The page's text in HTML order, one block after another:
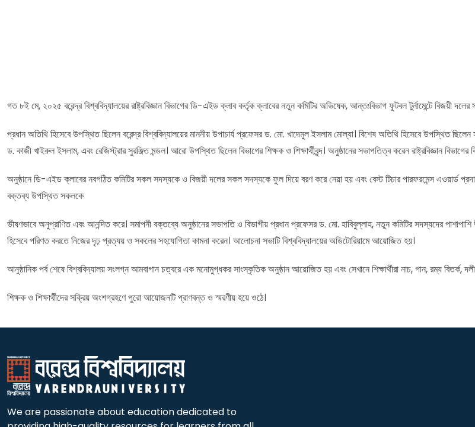
গত ৮ই মে, ২০২৫ বরেন্দ্র বিশ্ববিদ্যালয়ের রাষ্ট্রবিজ্ঞান বিভাগের ডি-এইড ক্লাব কর্তৃক ক্লাবের নতুন কমিটির অভিষেক, আন্তঃবিভাগ ফুটবল টুর্নামেন্টে বিজয়ী দলের
প্রধান অতিথি হিসেবে উপস্থিত ছিলেন বরেন্দ্র বিশ্ববিদ্যালয়ের মাননীয় উপাচার্য প্রফেসর ড. মো. খাদেমুল ইসলাম মোল্যা। বিশেষ অতিথি হিসেবে উপস্থিত
ড. কাজী খাইরুল ইসলাম, এবং রেজিস্ট্রার সুরঞ্জিত মন্ডল। আরো উপস্থিত ছিলেন বিভাগের শিক্ষক ও শিক্ষার্থীবৃন্দ। অনুষ্ঠানের সভাপতিত্ব করেন রাষ্ট্রবিজ্ঞান
অনুষ্ঠানে ডি-এইড ক্লাবের নবগঠিত কমিটির সকল সদস্যকে ও বিজয়ী দলের সকল সদস্যকে ফুল দিয়ে বরণ করে নেয়া হয় এবং বেস্ট টিচার পারফরমেন্স এওয়ার্ড
বক্তব্য উপস্থিত সকলকে
ভীষণভাবে অনুপ্রাণিত এবং আনন্দিত করে। সমাপনী বক্তব্যে অনুষ্ঠানের সভাপতি ও বিভাগীয় প্রধান প্রফেসর ড. মো. হাবিবুল্লাহ, নতুন কমিটির সদস্যদের পাশাপাশি
হিসেবে পরিণত করতে নিজের দৃঢ় প্রত্যয় ও সকলের সহযোগিতা কামনা করেন। আলোচনা সভাটি বিশ্ববিদ্যালয়ের অডিটোরিয়ামে আয়োজিত হয়।
আনুষ্ঠানিক পর্ব শেষে বিশ্ববিদ্যালয় সংলগ্ন আমবাগান চত্বরে এক মনোমুগ্ধকর সাংস্কৃতিক অনুষ্ঠান আয়োজিত হয় এবং সেখানে শিক্ষার্থীরা নাচ, গান, রম্য বিতর্ক,
শিক্ষক ও শিক্ষার্থীদের সক্রিয় অংশগ্রহণে পুরো আয়োজনটি প্রাণবন্ত ও স্মরণীয় হয়ে ওঠে।
We are passionate about education dedicated to